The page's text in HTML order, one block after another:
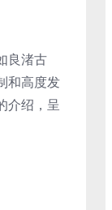
良渚古
和高度发
介绍，呈